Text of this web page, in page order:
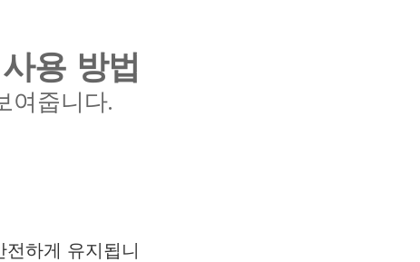
용 방법
여줍니다.
하게 유지됩니